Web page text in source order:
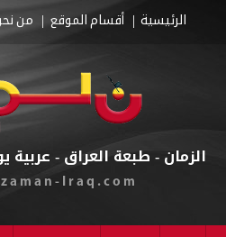
الرئيسية أقسام الموقع من
الزمان - طبعة العراق -
Iraq.com